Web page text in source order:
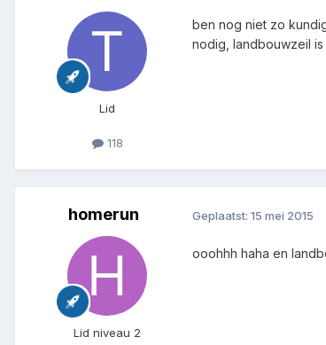
Lid
118
ben nog niet zo
nodig, landbouwzeil
homerun
Lid niveau 2
Geplaatst: 15 mei 2015
ooohhh haha en